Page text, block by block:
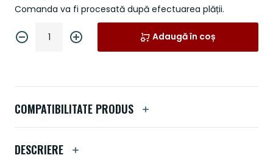
Comanda va fi procesată după efectuarea plății.
Adaugă în coș
COMPATIBILITATE PRODUS
DESCRIERE